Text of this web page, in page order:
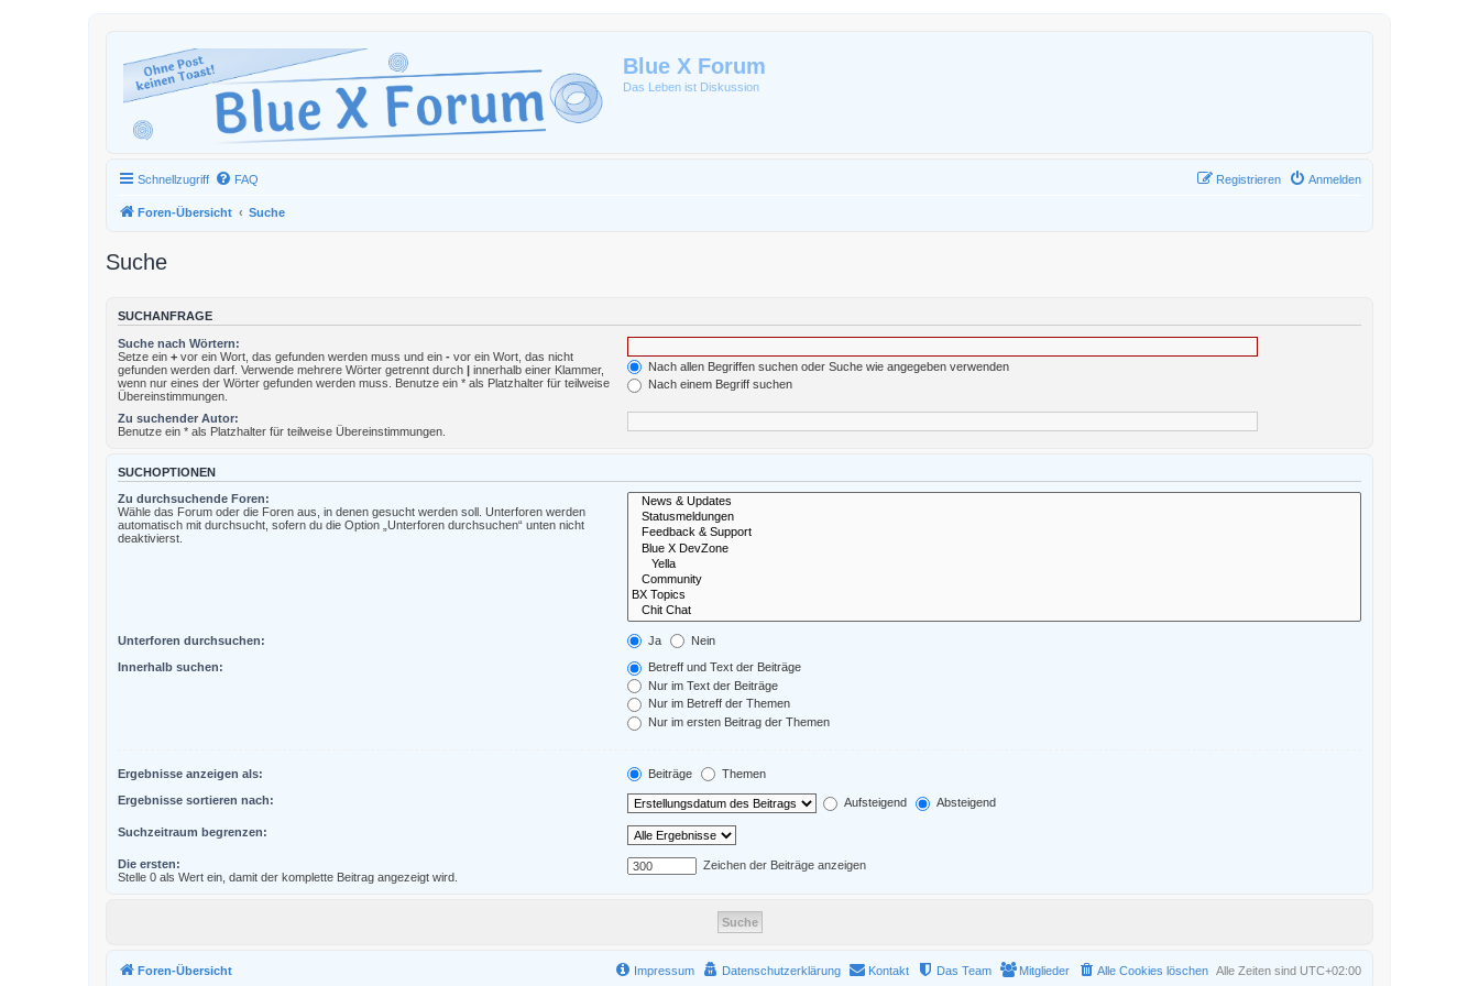
Blue X Forum
Das Leben ist Diskussion
Schnellzugriff FAQ Anmelden
Registrieren
Foren-Übersicht Suche
Suche
SUCHANFRAGE
Suche nach Wörtern:
Setze ein + vor ein Wort, das gefunden werden muss und ein - vor ein Wort, das nicht
gefunden werden darf. Verwende mehrere Wörter getrennt durch | innerhalb einer Klammer,
wenn nur eines der Wörter gefunden werden muss. Benutze ein * als Platzhalter für teilweise
Übereinstimmungen.
Nach allen Begriffen suchen oder Suche wie angegeben verwenden
Nach einem Begriff suchen
Zu suchender Autor:
Benutze ein * als Platzhalter für teilweise Übereinstimmungen.
SUCHOPTIONEN
Zu durchsuchende Foren:
Wähle das Forum oder die Foren aus, in denen gesucht werden soll. Unterforen werden
automatisch mit durchsucht, sofern du die Option „Unterforen durchsuchen“ unten nicht
deaktivierst.
Unterforen durchsuchen: Ja Nein
Innerhalb suchen:
Betreff und Text der Beiträge
Nur im Text der Beiträge
Nur im Betreff der Themen
Nur im ersten Beitrag der Themen
Ergebnisse anzeigen als: Beiträge Themen
Ergebnisse sortieren nach: Aufsteigend Absteigend
Suchzeitraum begrenzen:
Die ersten:
Stelle 0 als Wert ein, damit der komplette Beitrag angezeigt wird.
Zeichen der Beiträge anzeigen
Foren-Übersicht Alle Zeiten sind UTC+02:00
Alle Cookies löschen
Mitglieder
Das Team
Kontakt
Datenschutzerklärung
Impressum